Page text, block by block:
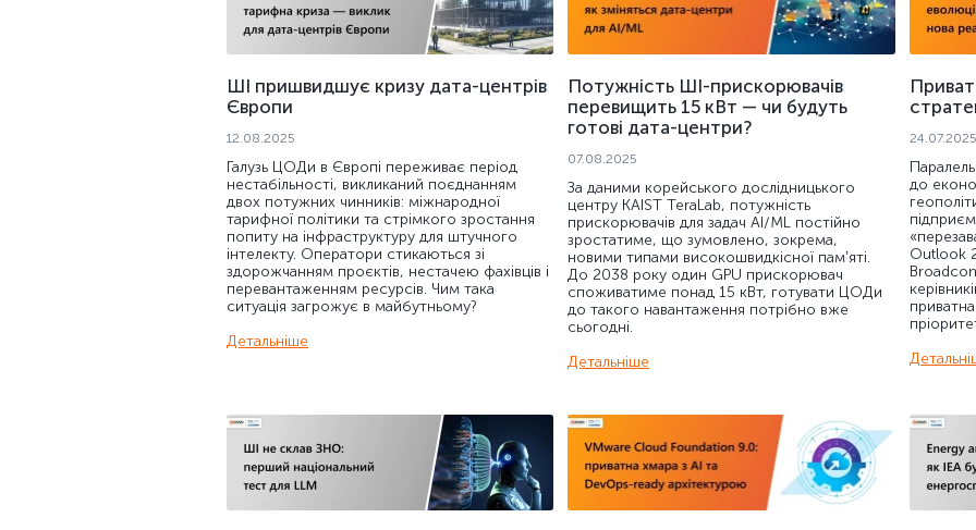
ШІ пришвидшує кризу дата-центрів
Європи
12.08.2025
Галузь ЦОДи в Європі переживає період
нестабільності, викликаний поєднанням
двох потужних чинників: міжнародної
тарифної політики та стрімкого зростання
попиту на інфраструктуру для штучного
інтелекту. Оператори стикаються зі
здорожчанням проєктів, нестачею фахівців і
перевантаженням ресурсів. Чим така
ситуація загрожує в майбутньому?
Детальніше
Потужність ШІ-прискорювачів
перевищить 15 кВт — чи будуть
готові дата-центри?
07.08.2025
За даними корейського дослідницького
центру KAIST TeraLab, потужність
прискорювачів для задач AI/ML постійно
зростатиме, що зумовлено, зокрема,
новими типами високошвидкісної памʼяті.
До 2038 року один GPU прискорювач
споживатиме понад 15 кВт, готувати ЦОДи
до такого навантаження потрібно вже
сьогодні.
Детальніше
24.07.2025
до
Outlook